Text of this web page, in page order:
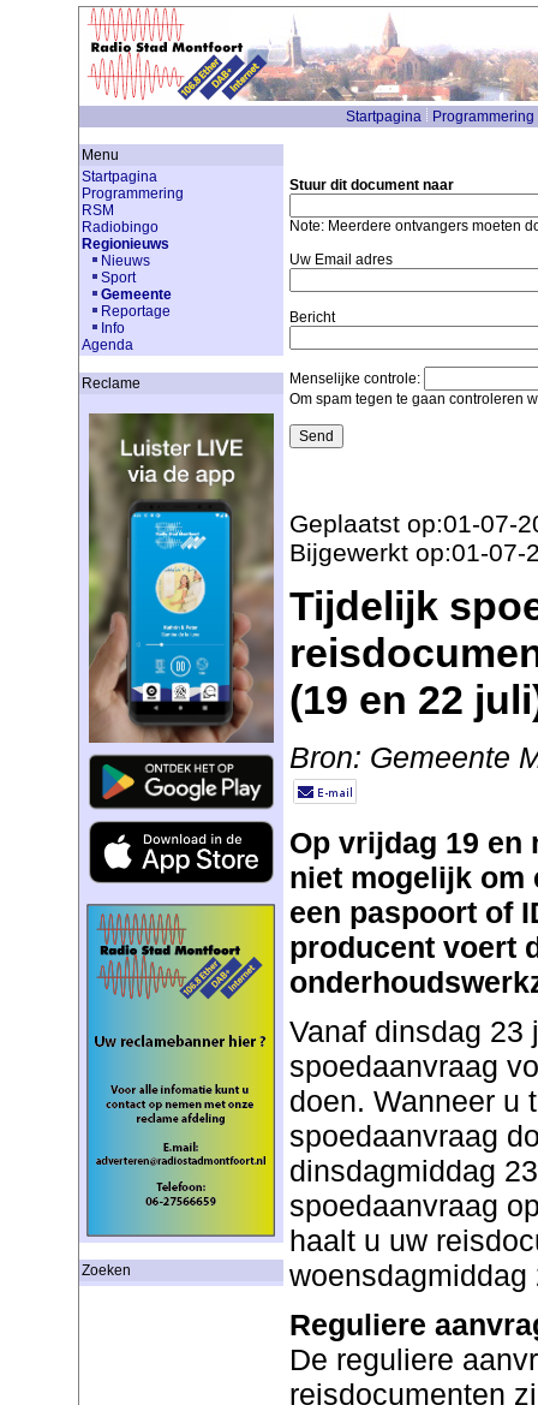
Startpagina Programmering
Menu
Startpagina
Programmering
RSM
Radiobingo
Regionieuws
Nieuws
Sport
Gemeente
Reportage
Info
Agenda
Reclame
Zoeken
Stuur dit document naar
Note: Meerdere ontvangers moeten
Uw Email adres
Bericht
Menselijke controle:
Om spam tegen te gaan controleren
Geplaatst op:01-07-
Bijgewerkt op:01-07-
Tijdelijk
(19 en 22
Bron: Gemeente
Op vrijdag 19 en
niet mogelijk om
een paspoort of
producent voert
Vanaf dinsdag 23
spoedaanvraag
doen. Wanneer u
spoedaanvraag
dinsdagmiddag
spoedaanvraag
haalt u uw
woensdagmiddag
Reguliere
De reguliere
reisdocumenten